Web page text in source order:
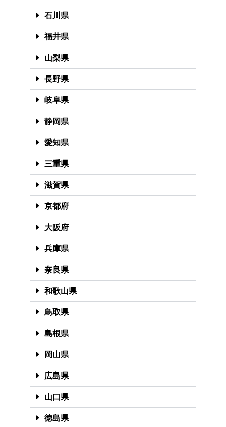
石川県
福井県
山梨県
長野県
岐阜県
静岡県
愛知県
三重県
滋賀県
京都府
大阪府
兵庫県
奈良県
和歌山県
鳥取県
島根県
岡山県
広島県
山口県
徳島県